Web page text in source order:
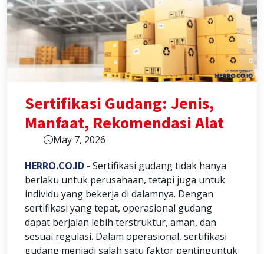
Sertifikasi Gudang: Jenis,
Manfaat, Rekomendasi Alat
May 7, 2026
HERRO.CO.ID - Sertifikasi gudang tidak hanya
berlaku untuk perusahaan, tetapi juga untuk
individu yang bekerja di dalamnya. Dengan
sertifikasi yang tepat, operasional gudang
dapat berjalan lebih terstruktur, aman, dan
sesuai regulasi. Dalam operasional, sertifikasi
gudang menjadi salah satu faktor pentinguntuk